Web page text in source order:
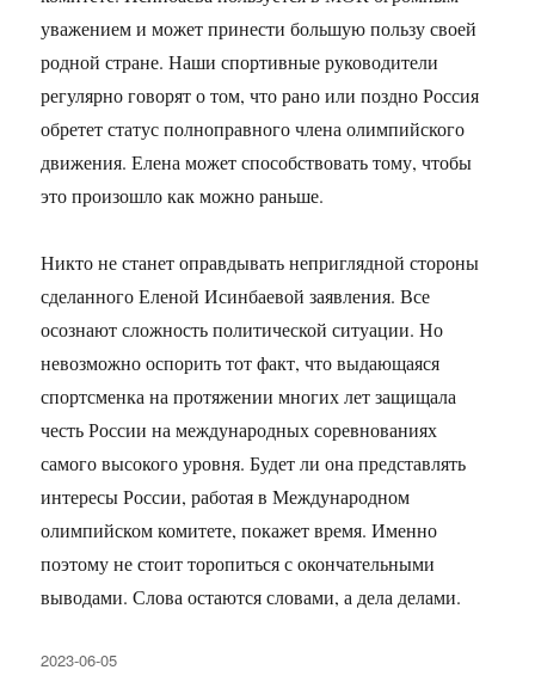
уважением и может принести большую пользу своей
родной стране. Наши спортивные руководители
регулярно говорят о том, что рано или поздно Россия
обретет статус полноправного члена олимпийского
движения. Елена может способствовать тому, чтобы
это произошло как можно раньше.
Никто не станет оправдывать неприглядной стороны
сделанного Еленой Исинбаевой заявления. Все
осознают сложность политической ситуации. Но
невозможно оспорить тот факт, что выдающаяся
спортсменка на протяжении многих лет защищала
честь России на международных соревнованиях
самого высокого уровня. Будет ли она представлять
интересы России, работая в Международном
олимпийском комитете, покажет время. Именно
поэтому не стоит торопиться с окончательными
выводами. Слова остаются словами, а дела делами.
Опубликовано
2023-06-05